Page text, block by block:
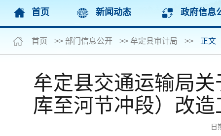
首页 新闻动态 政府信息
首页 >> 部门信息公开 >> 牟定县审计局 >> 正文
牟定县交通运输局
库至河节冲段）改
日